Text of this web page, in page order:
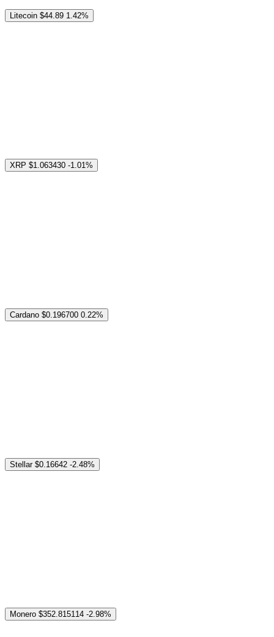
Litecoin $44.89 1.42%
XRP $1.063430 -1.01%
Cardano $0.196700 0.22%
Stellar $0.16642 -2.48%
Monero $352.815114 -2.98%